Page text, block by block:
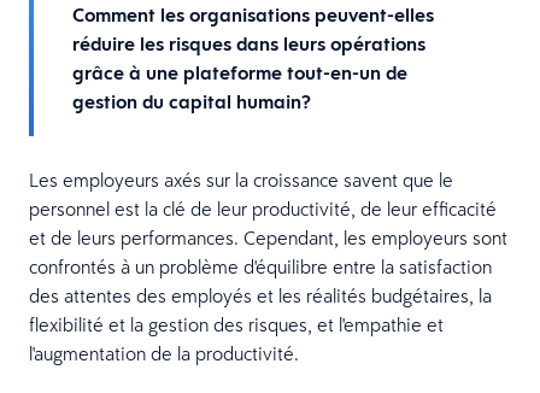
Comment les organisations peuvent-elles
réduire les risques dans leurs opérations
grâce à une plateforme tout-en-un de
gestion du capital humain?
Les employeurs axés sur la croissance savent que le
personnel est la clé de leur productivité, de leur efficacité
et de leurs performances. Cependant, les employeurs sont
confrontés à un problème d'équilibre entre la satisfaction
des attentes des employés et les réalités budgétaires, la
flexibilité et la gestion des risques, et l'empathie et
l'augmentation de la productivité.